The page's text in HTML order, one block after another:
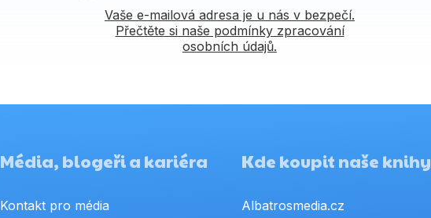
Vaše e-mailová adresa je u nás v bezpečí.
Přečtěte si naše podmínky zpracování
osobních údajů.
Média, blogeři a kariéra
Kontakt pro média
Kde koupit naše knihy
Albatrosmedia.cz